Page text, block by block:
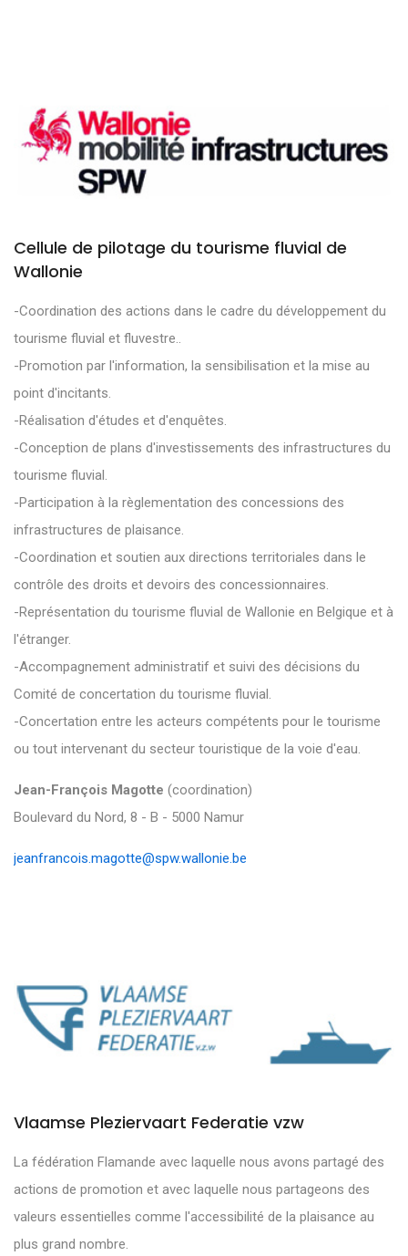
Cellule de pilotage du tourisme fluvial de
Wallonie
-Coordination des actions dans le cadre du développement du
tourisme fluvial et fluvestre..
-Promotion par l'information, la sensibilisation et la mise au
point d'incitants.
-Réalisation d'études et d'enquêtes.
-Conception de plans d'investissements des infrastructures du
tourisme fluvial.
-Participation à la règlementation des concessions des
infrastructures de plaisance.
-Coordination et soutien aux directions territoriales dans le
contrôle des droits et devoirs des concessionnaires.
-Représentation du tourisme fluvial de Wallonie en Belgique et à
l'étranger.
-Accompagnement administratif et suivi des décisions du
Comité de concertation du tourisme fluvial.
-Concertation entre les acteurs compétents pour le tourisme
ou tout intervenant du secteur touristique de la voie d'eau.
Jean-François Magotte (coordination)
Boulevard du Nord, 8 - B - 5000 Namur
jeanfrancois.magotte@spw.wallonie.be
Vlaamse Pleziervaart Federatie vzw
La fédération Flamande avec laquelle nous avons partagé des
actions de promotion et avec laquelle nous partageons des
valeurs essentielles comme l'accessibilité de la plaisance au
plus grand nombre.